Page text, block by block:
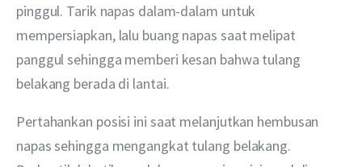
pinggul. Tarik napas dalam-dalam untuk
mempersiapkan, lalu buang napas saat melipat
panggul sehingga memberi kesan bahwa tulang
belakang berada di lantai.
Pertahankan posisi ini saat melanjutkan hembusan
napas sehingga mengangkat tulang belakang.